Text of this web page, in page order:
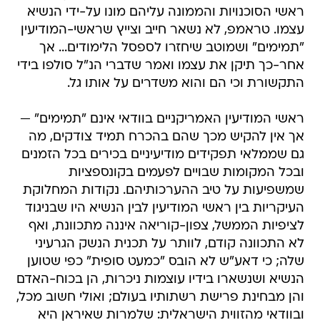
ראשי הסוכנויות והממונה עליהם מונו על-ידי הנשיא
עצמו. טראמפ, לא נשאר חייב וצייץ שראשי-המודיעין
"תמימים" ושמוטב שיחזרו לספסל הלימודים... אך
אחר-כך תיקן את עצמו ואמר שדברי הנ"ל סולפו בידי
התקשורת וכי הם והוא משדרים על אותו גל.
ראשי המודיעין האמריקניים בוודאי אינם "תמימים" —
אך אין להקיש מכך שהם בהכרח תמיד צודקים, מה
גם שממלאי תפקידים מודיעיניים בכירים בכל הזמנים
ובכל המקומות שבויים לפעמים בקונספציות
שמשפיעות על טיב ההערכותיהם. נקודות המחלוקת
העיקריות בין ראשי המודיעין לבין הנשיא היו שבניגוד
לציפיות הממשל, צפון-קוריאה איננה מתכוונת, ואף
לא התכוונה קודם, לוותר על תכנית הנשק הגרעיני
שלה; כי דאע"ש לא הובס "כמעט סופית" כפי שטוען
הנשיא ושנשארו בידיו עוצמות ניכרות, הן בכוח-האדם
והן מבחינת פרישת רשתותיו בעולם; ואולי חשוב מכל,
ובוודאי מהזווית הישראלית: שלמרות שאיראן היא